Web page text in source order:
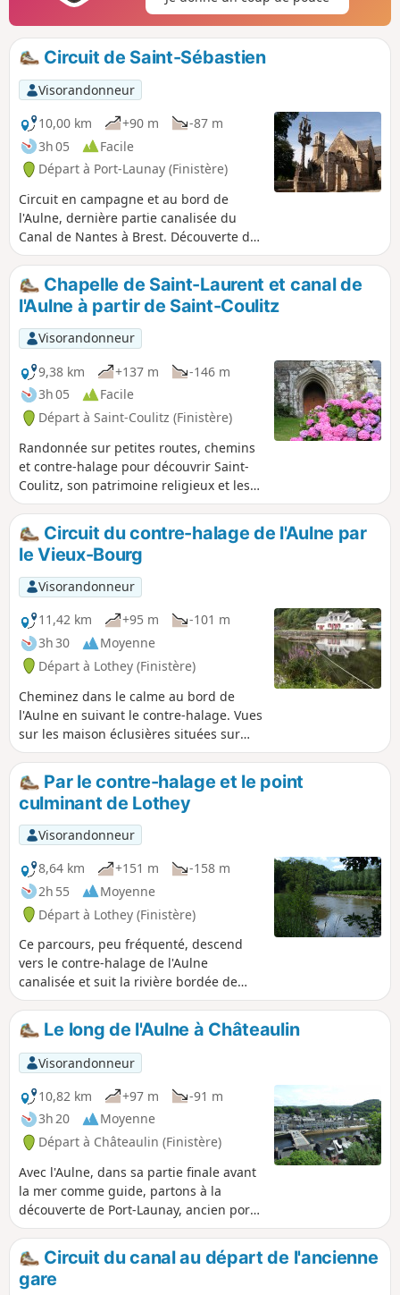
Circuit de Saint-Sébastien
Visorandonneur
10,00 km
+90 m
-87 m
3h 05
Facile
Départ à Port-Launay (Finistère)
Circuit en campagne et au bord de
l'Aulne, dernière partie canalisée du
Canal de Nantes à Brest. Découverte de
la Chapelle Saint-Sébastien.
Chapelle de Saint-Laurent et canal de
l'Aulne à partir de Saint-Coulitz
Visorandonneur
9,38 km
+137 m
-146 m
3h 05
Facile
Départ à Saint-Coulitz (Finistère)
Randonnée sur petites routes, chemins
et contre-halage pour découvrir Saint-
Coulitz, son patrimoine religieux et les
beautés de la nature environnante.
Circuit du contre-halage de l'Aulne par
le Vieux-Bourg
Visorandonneur
11,42 km
+95 m
-101 m
3h 30
Moyenne
Départ à Lothey (Finistère)
Cheminez dans le calme au bord de
l'Aulne en suivant le contre-halage. Vues
sur les maison éclusières situées sur
l'autre rive. Passage par le Vieux-Bourg
et son Église Saint-They, berceau de la
paroisse de Lothey jusqu'en 1846.
Par le contre-halage et le point
culminant de Lothey
Visorandonneur
8,64 km
+151 m
-158 m
2h 55
Moyenne
Départ à Lothey (Finistère)
Ce parcours, peu fréquenté, descend
vers le contre-halage de l'Aulne
canalisée et suit la rivière bordée de
beaux frênes.Après le passage, un peu
bruyant sous le pont de la N165, le
circuit se prolonge par des petites
routes tranquilles et plusieurs sentiers
herbeux pour atteindre le point
culminant de la commune de Lothey
(166 m), vaste panorama sur le bassin
de Châteaulin qui sépare les Monts
d'Arrée des Montagnes Noires.Terminer
par un aller-retour au lavoir et à la
fontaine Saint-Fiacre.
Le long de l'Aulne à Châteaulin
Visorandonneur
10,82 km
+97 m
-91 m
3h 20
Moyenne
Départ à Châteaulin (Finistère)
Avec l'Aulne, dans sa partie finale avant
la mer comme guide, partons à la
découverte de Port-Launay, ancien port
fluvial. Suivons le chemin de halage
pour ensuite monter à la Chapelle
Notre-Dame qui offre une vue sur
Châteaulin avant de retrouver la rivière.
Circuit du canal au départ de l'ancienne
gare